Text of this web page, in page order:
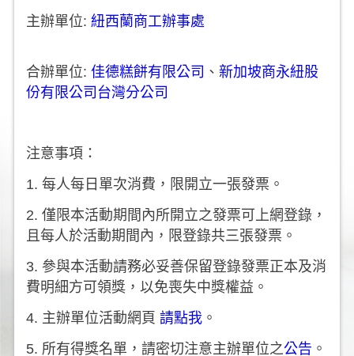
主辦單位:紐西蘭商工辦事處
合辦單位:佳德糕餅有限公司 、新加坡商永紐股
份有限公司台灣分公司
注意事項：
1. 每人每日單次消費，限開立一張發票。
2. 僅限本活動期間內所開立之發票可上網登錄，
且每人於活動期間內，限登錄共三張發票。
3. 參與本活動請務必妥善保留登錄發票正本及消
費明細方可領獎，以免喪失中獎權益。
4. 主辦單位活動網頁請點我 。
5. 所有得獎名單，請密切注意主辦單位之公告 。